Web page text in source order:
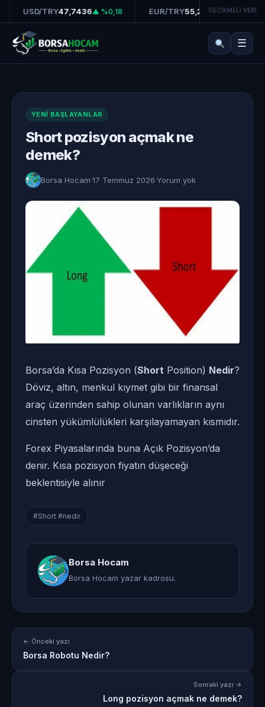
USD/TRY47,7436▲ %0,18 EUR/TRY55,2510▲ %0,32
GECİKMELİ VERİ
☰
YENI BAŞLAYANLAR
Short pozisyon açmak ne
demek?
Borsa Hocam·17 Temmuz 2026·Yorum yok
Borsa’da Kısa Pozisyon (Short Position) Nedir?
Döviz, altın, menkul kıymet gibi bir finansal
araç üzerinden sahip olunan varlıkların aynı
cinsten yükümlülükleri karşılayamayan kısmıdır.
Forex Piyasalarında buna Açık Pozisyon’da
denir. Kısa pozisyon fiyatın düşeceği
beklentisiyle alınır
#Short #nedir
Borsa Hocam
Borsa Hocam yazar kadrosu.
← Önceki yazı
Borsa Robotu Nedir?
Sonraki yazı →
Long pozisyon açmak ne demek?